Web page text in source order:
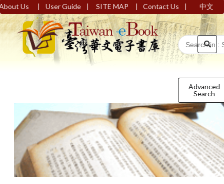
Us | User Guide | SITE MAP | Contact Us | 中文
Advanced
Search